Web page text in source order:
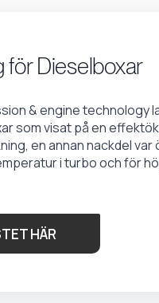
för Dieselboxar
& engine technology
som visat på en
en annan nackdel var
i turbo och för
HÄR